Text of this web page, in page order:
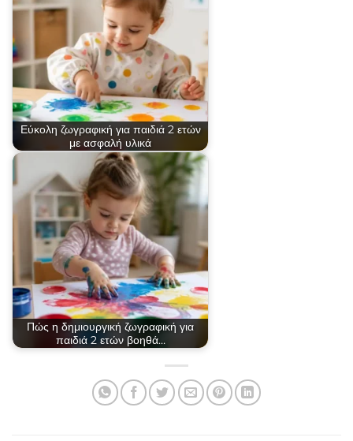
Εύκολη ζωγραφική για παιδιά 2 ετών
με ασφαλή υλικά
Πώς η δημιουργική ζωγραφική για
παιδιά 2 ετών βοηθά…